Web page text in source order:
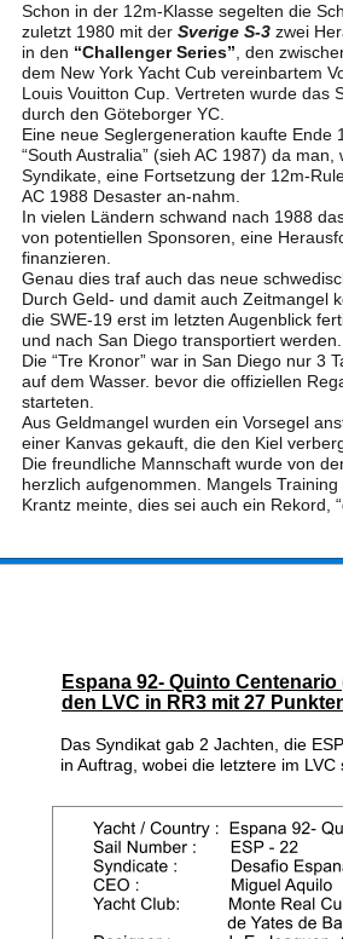
Schon in der 12m-Klasse segelten die
zuletzt 1980 mit der Sverige S-3 zwei
in den “Challenger Series” , den
dem New York Yacht Cub vereinbartem
Louis Vouitton Cup. Vertreten wurde das
durch den Göteborger YC.
Eine neue Seglergeneration kaufte Ende
“South Australia” (sieh AC 1987) da man,
Syndikate, eine Fortsetzung der 12m-
AC 1988 Desaster an-nahm.
In vielen Ländern schwand nach 1988
von potentiellen Sponsoren, eine
finanzieren.
Genau dies traf auch das neue
Durch Geld- und damit auch Zeitmangel
die SWE-19 erst im letzten Augenblick
und nach San Diego transportiert werden.
Die “Tre Kronor” war in San Diego nur 3
auf dem Wasser. bevor die offiziellen
starteten.
Aus Geldmangel wurden ein Vorsegel
einer Kanvas gekauft, die den Kiel
Die freundliche Mannschaft wurde von
herzlich aufgenommen. Mangels
Krantz meinte, dies sei auch ein Rekord,
Espana 92- Quinto Centenario
den LVC in RR3 mit 27
Das Syndikat gab 2 Jachten, die
in Auftrag, wobei die letztere im LVC